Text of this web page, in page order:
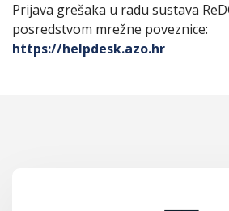
Prijava grešaka u radu sustava
posredstvom mrežne poveznice:
https://helpdesk.azo.hr